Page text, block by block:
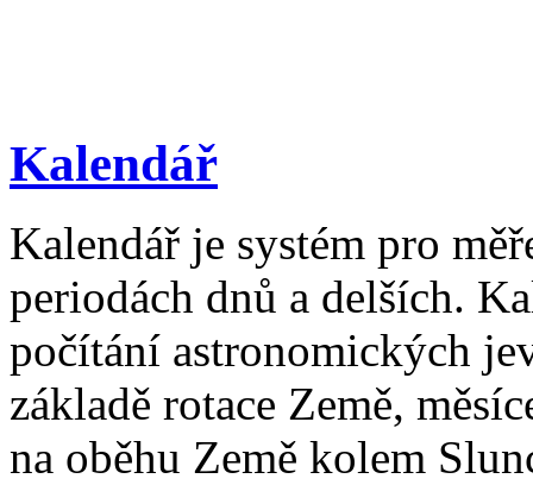
Kalendář
Kalendář je systém pro
periodách dnů a delších.
počítání astronomických
základě rotace Země,
na oběhu Země kolem